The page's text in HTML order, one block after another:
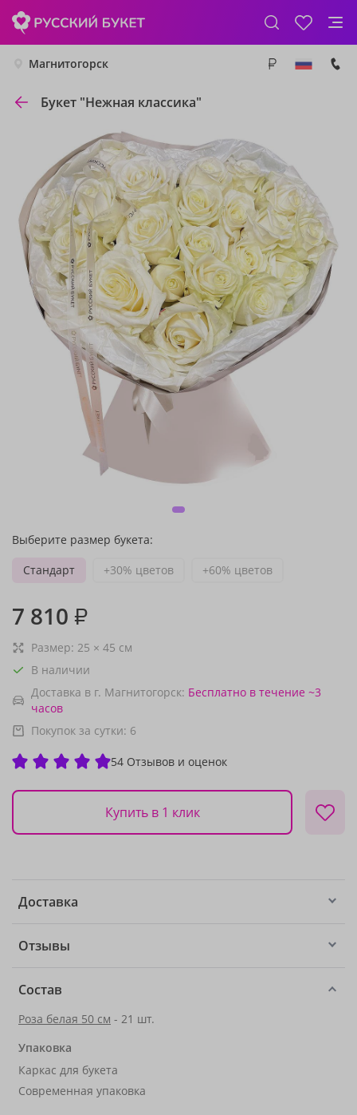
Магнитогорск
Букет "Нежная классика"
Выберите размер букета:
Стандарт
+30% цветов +60% цветов
7 810 ₽
Размер: 25 × 45 см
В наличии
Доставка в г. Магнитогорск: Бесплатно в течение ~3
часов
Покупок за сутки: 6
54 Отзывов и оценок
Купить в 1 клик
Доставка
Отзывы
Состав
Роза белая 50 см - 21 шт.
Упаковка
Каркас для букета
Современная упаковка